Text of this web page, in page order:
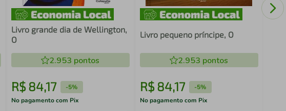
Livro grande dia de Wellington,
O
2.953 pontos
R$ 84,17 -5%
No pagamento com Pix
Livro pequeno príncipe, O
2.953 pontos
R$ 84,17 -5%
No pagamento com Pix